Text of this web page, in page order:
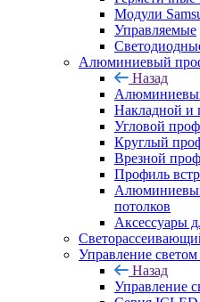
Модули
Управляемые
Алюминиевый
Назад
Накладной и
Угловой
Круглый
Врезной
Профиль
потолков
Аксессуары
Управление светом
Назад
Управление